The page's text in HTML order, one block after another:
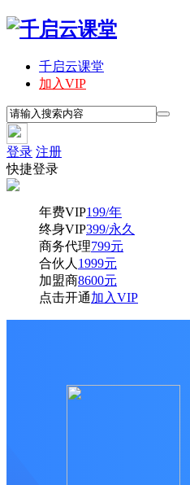
千启云课堂
加入VIP
登录 注册
快捷登录
年费VIP199/年
终身VIP399/永久
商务代理799元
合伙人 1999元
加盟商8600元
点击开通加入VIP